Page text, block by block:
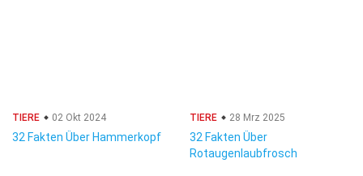
TIERE 02 Okt 2024
32 Fakten Über Hammerkopf
TIERE 28 Mrz 2025
32 Fakten Über
Rotaugenlaubfrosch